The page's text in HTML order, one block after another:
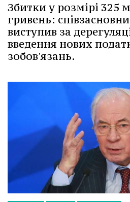
Збитки у розмірі 325
гривень:
виступив за
введення нових
зобов'язань.